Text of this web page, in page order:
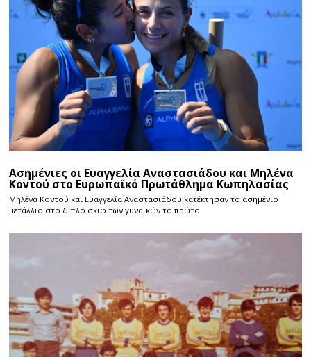
Ασημένιες οι Ευαγγελία Αναστασιάδου και Μηλένα
Κοντού στο Ευρωπαϊκό Πρωτάθλημα Κωπηλασίας
Μηλένα Κοντού και Ευαγγελία Αναστασιάδου κατέκτησαν το ασημένιο
μετάλλιο στο διπλό σκιφ των γυναικών το πρώτο